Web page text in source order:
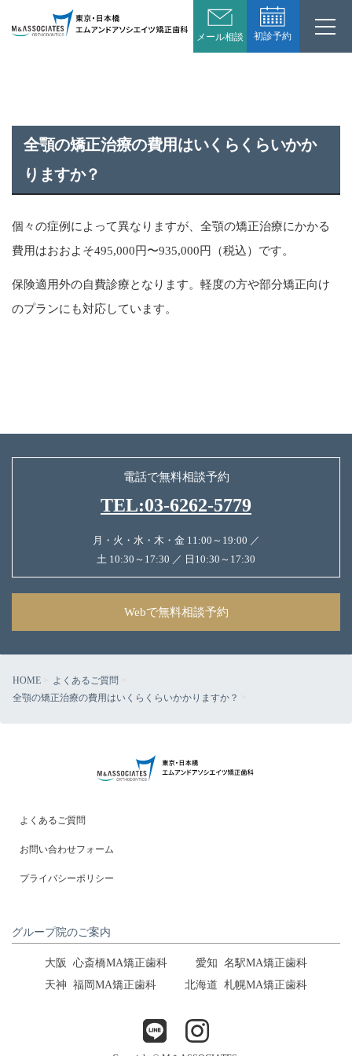
初診予約
メール相談
全顎の矯正治療の費用はいくらくらいかか
りますか？
個々の症例によって異なりますが、全顎の矯正治療にかかる
費用はおおよそ495,000円〜935,000円（税込）です。
保険適用外の自費診療となります。軽度の方や部分矯正向け
のプランにも対応しています。
電話で無料相談予約
TEL:03-6262-5779
月・火・水・木・金 11:00～19:00 ／
土 10:30～17:30 ／ 日10:30～17:30
Webで無料相談予約
HOME
よくあるご質問
全顎の矯正治療の費用はいくらくらいかかりますか？
よくあるご質問
お問い合わせフォーム
プライバシーポリシー
グループ院のご案内
大阪 心斎橋MA矯正歯科 愛知 名駅MA矯正歯科
天神 福岡MA矯正歯科 北海道 札幌MA矯正歯科